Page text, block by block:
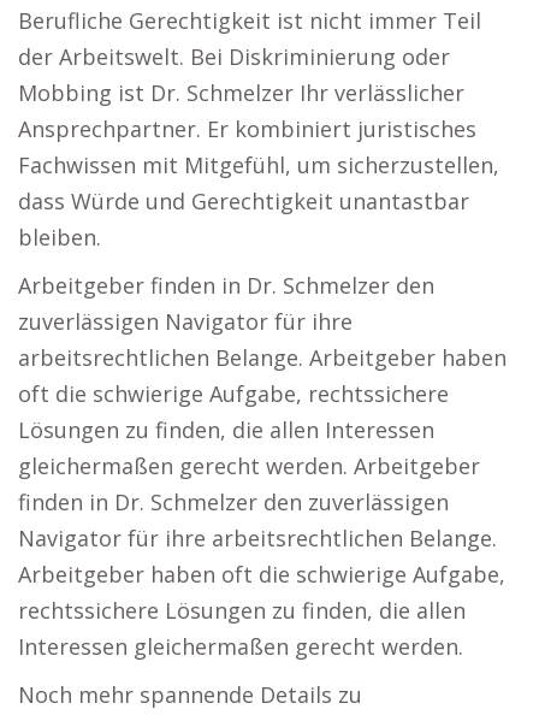
Berufliche Gerechtigkeit ist nicht immer Teil
der Arbeitswelt. Bei Diskriminierung oder
Mobbing ist Dr. Schmelzer Ihr verlässlicher
Ansprechpartner. Er kombiniert juristisches
Fachwissen mit Mitgefühl, um sicherzustellen,
dass Würde und Gerechtigkeit unantastbar
bleiben.
Arbeitgeber finden in Dr. Schmelzer den
zuverlässigen Navigator für ihre
arbeitsrechtlichen Belange. Arbeitgeber haben
oft die schwierige Aufgabe, rechtssichere
Lösungen zu finden, die allen Interessen
gleichermaßen gerecht werden. Arbeitgeber
finden in Dr. Schmelzer den zuverlässigen
Navigator für ihre arbeitsrechtlichen Belange.
Arbeitgeber haben oft die schwierige Aufgabe,
rechtssichere Lösungen zu finden, die allen
Interessen gleichermaßen gerecht werden.
Noch mehr spannende Details zu